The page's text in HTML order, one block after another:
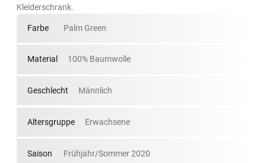
Kleiderschrank.
Farbe Palm Green
Material 100% Baumwolle
Geschlecht Männlich
Altersgruppe Erwachsene
Saison Frühjahr/Sommer 2020